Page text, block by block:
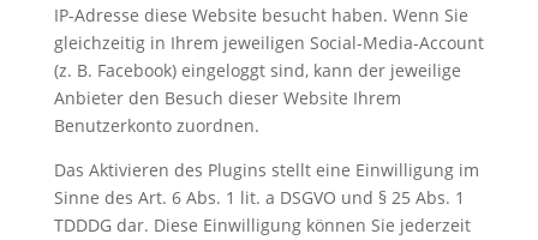
IP-Adresse diese Website besucht haben. Wenn Sie
gleichzeitig in Ihrem jeweiligen Social-Media-Account
(z. B. Facebook) eingeloggt sind, kann der jeweilige
Anbieter den Besuch dieser Website Ihrem
Benutzerkonto zuordnen.
Das Aktivieren des Plugins stellt eine Einwilligung im
Sinne des Art. 6 Abs. 1 lit. a DSGVO und § 25 Abs. 1
TDDDG dar. Diese Einwilligung können Sie jederzeit